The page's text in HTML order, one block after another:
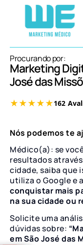
Procurando por:
Marketing
José das
Nós podemos te
Médico(a): se
resultados
cidade, saiba que
utiliza o Google e
conquistar mais
na sua cidade ou
Solicite uma
dúvidas sobre:
em São José das